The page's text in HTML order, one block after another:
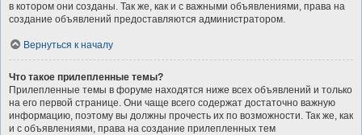
в котором они созданы. Так же, как и с важными объявлениями, права на
создание объявлений предоставляются администратором.
Вернуться к началу
Что такое прилепленные темы?
Прилепленные темы в форуме находятся ниже всех объявлений и только
на его первой странице. Они чаще всего содержат достаточно важную
информацию, поэтому вы должны прочесть их по возможности. Так же, как
и с объявлениями, права на создание прилепленных тем